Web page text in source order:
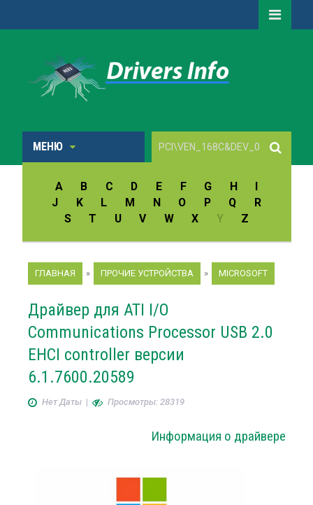
МЕНЮ
A B C D E F G H
I
J
K L M N O P Q
R
S
T U V W X Y Z
ГЛАВНАЯ » ПРОЧИЕ УСТРОЙСТВА » MICROSOFT
Драйвер для ATI I/O
Communications Processor USB 2.0
EHCI controller версии
6.1.7600.20589
Нет Даты| Просмотры: 28319
Информация о драйвере